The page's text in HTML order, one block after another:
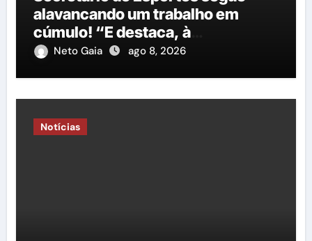
alavancando um trabalho em
cúmulo! “E destaca, à
importância do governo George
poliesportiva”
Neto Gaia ago 8, 2026
Notícias